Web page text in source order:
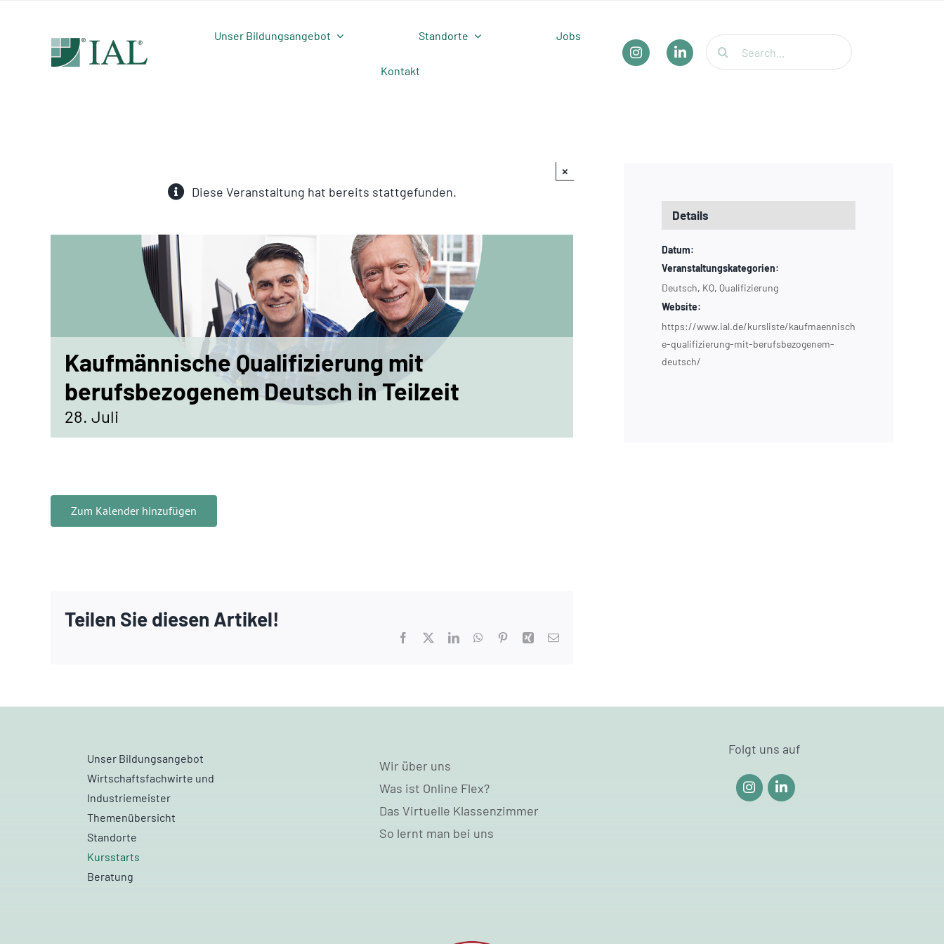
Unser Bildungsangebot Standorte Jobs
Kontakt
Suche
nach:
Diese Veranstaltung hat bereits stattgefunden.
×
Kaufmännische Qualifizierung mit
berufsbezogenem Deutsch in Teilzeit
28. Juli
Zum Kalender hinzufügen
Teilen Sie diesen Artikel!
Facebook LinkedInWhatsApp
PinterestXing E-
Details
Datum:
Veranstaltungskategorien:
Deutsch, KQ, Qualifizierung
Website:
https://www.ial.de/kursliste/kaufmaennisch
e-qualifizierung-mit-berufsbezogenem-
deutsch/
Unser Bildungsangebot
Wirtschaftsfachwirte und
Industriemeister
Themenübersicht
Standorte
Kursstarts
Beratung
Wir über uns
Was ist Online Flex?
Das Virtuelle Klassenzimmer
So lernt man bei uns
Folgt uns auf